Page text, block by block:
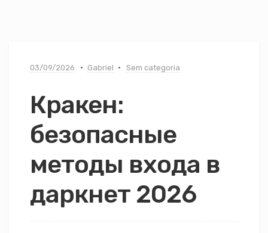
03/09/2026 Gabriel Sem categoria
Кракен:
безопасные
методы входа в
даркнет 2026